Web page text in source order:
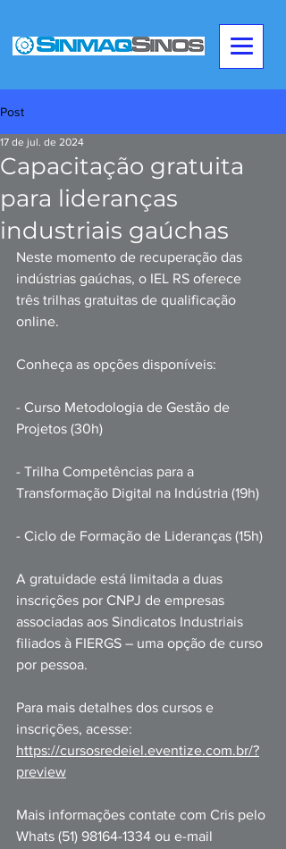
Post
Capacitação gratuita
para lideranças
industriais gaúchas
17 de jul. de 2024
Neste momento de recuperação das
indústrias gaúchas, o IEL RS oferece
três trilhas gratuitas de qualificação
online.
Conheça as opções disponíveis:
- Curso Metodologia de Gestão de
Projetos (30h)
- Trilha Competências para a
Transformação Digital na Indústria (19h)
- Ciclo de Formação de Lideranças (15h)
A gratuidade está limitada a duas
inscrições por CNPJ de empresas
associadas aos Sindicatos Industriais
filiados à FIERGS – uma opção de curso
por pessoa.
Para mais detalhes dos cursos e
inscrições, acesse:
https://cursosredeiel.eventize.com.br/?
preview
Mais informações contate com Cris pelo
Whats (51) 98164-1334 ou e-mail